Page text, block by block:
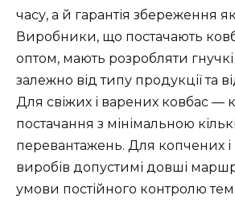
часу, а й гарантія збереження
Виробники, що постачають
оптом, мають розробляти
залежно від типу продукції та
Для свіжих і варених ковбас —
постачання з мінімальною
перевантажень. Для копчених і
виробів допустимі довші
умови постійного контролю